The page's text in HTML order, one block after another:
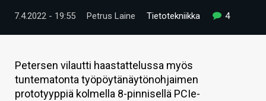
TECHBBS
HINTA.FI
KAUPPA
7.4.2022 - 19:55 Petrus Laine Tietotekniikka 4
Petersen vilautti haastattelussa myös
tuntematonta työpöytänäytönohjaimen
prototyyppiä kolmella 8-pinnisellä PCIe-